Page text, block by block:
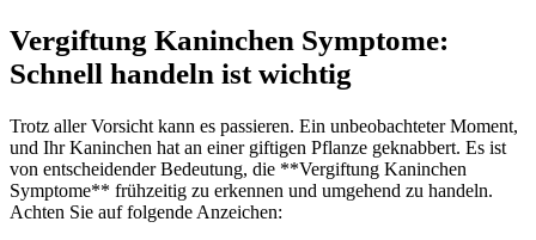
Vergiftung Kaninchen Symptome:
Schnell handeln ist wichtig
Trotz aller Vorsicht kann es passieren. Ein unbeobachteter Moment,
und Ihr Kaninchen hat an einer giftigen Pflanze geknabbert. Es ist
von entscheidender Bedeutung, die **Vergiftung Kaninchen
Symptome** frühzeitig zu erkennen und umgehend zu handeln.
Achten Sie auf folgende Anzeichen: